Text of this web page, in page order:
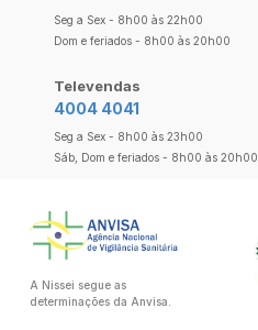
Seg a Sex - 8h00 às 22h00
Dom e feriados - 8h00 às 20h00
Televendas
4004 4041
Seg a Sex - 8h00 às 23h00
Sáb, Dom e feriados - 8h00 às 20h00
A Nissei segue as
determinações da Anvisa.